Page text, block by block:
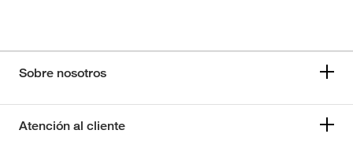
Sobre nosotros
Atención al cliente